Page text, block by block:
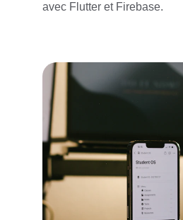
avec Flutter et Firebase.